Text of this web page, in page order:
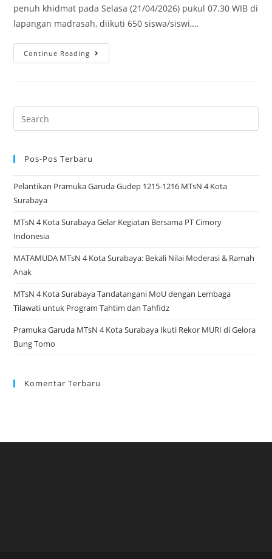
penuh khidmat pada Selasa (21/04/2026) pukul 07.30 WIB di
lapangan madrasah, diikuti 650 siswa/siswi,…
Continue Reading
Hari
&
Kompak
Search
for:
Pos-Pos Terbaru
Pelantikan Pramuka Garuda Gudep 1215-1216 MTsN 4 Kota
Surabaya
MTsN 4 Kota Surabaya Gelar Kegiatan Bersama PT Cimory
Indonesia
MATAMUDA MTsN 4 Kota Surabaya: Bekali Nilai Moderasi & Ramah
Anak
MTsN 4 Kota Surabaya Tandatangani MoU dengan Lembaga
Tilawati untuk Program Tahtim dan Tahfidz
Pramuka Garuda MTsN 4 Kota Surabaya Ikuti Rekor MURI di Gelora
Bung Tomo
Komentar Terbaru